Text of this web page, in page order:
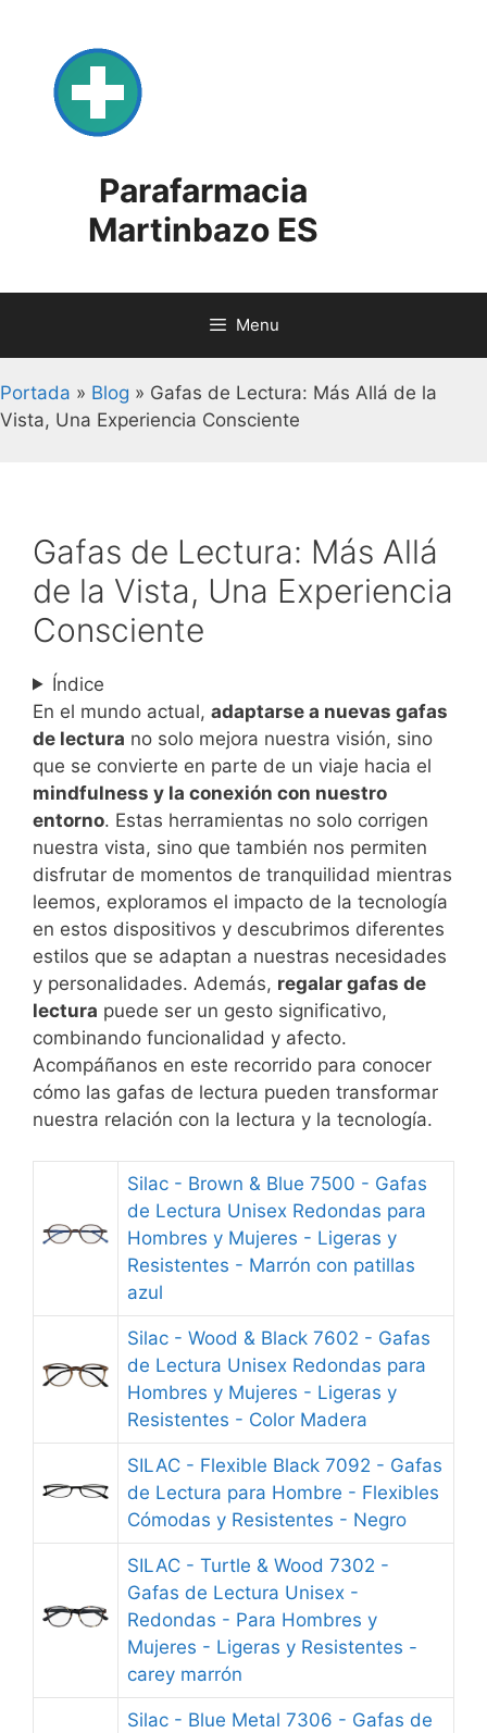
content
Parafarmacia
Martinbazo ES
Menu
Portada » Blog » Gafas de Lectura: Más Allá de la
Vista, Una Experiencia Consciente
Gafas de Lectura: Más Allá
de la Vista, Una Experiencia
Consciente
Índice
En el mundo actual, adaptarse a nuevas gafas
de lectura no solo mejora nuestra visión, sino
que se convierte en parte de un viaje hacia el
mindfulness y la conexión con nuestro
entorno. Estas herramientas no solo corrigen
nuestra vista, sino que también nos permiten
disfrutar de momentos de tranquilidad mientras
leemos, exploramos el impacto de la tecnología
en estos dispositivos y descubrimos diferentes
estilos que se adaptan a nuestras necesidades
y personalidades. Además, regalar gafas de
lectura puede ser un gesto significativo,
combinando funcionalidad y afecto.
Acompáñanos en este recorrido para conocer
cómo las gafas de lectura pueden transformar
nuestra relación con la lectura y la tecnología.
Silac - Brown & Blue 7500 - Gafas
de Lectura Unisex Redondas para
Hombres y Mujeres - Ligeras y
Resistentes - Marrón con patillas
azul
Silac - Wood & Black 7602 - Gafas
de Lectura Unisex Redondas para
Hombres y Mujeres - Ligeras y
Resistentes - Color Madera
SILAC - Flexible Black 7092 - Gafas
de Lectura para Hombre - Flexibles
Cómodas y Resistentes - Negro
SILAC - Turtle & Wood 7302 -
Gafas de Lectura Unisex -
Redondas - Para Hombres y
Mujeres - Ligeras y Resistentes -
carey marrón
Silac - Blue Metal 7306 - Gafas de